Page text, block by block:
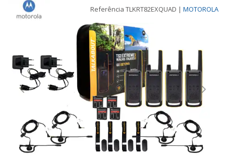
Referência TLKRT82EXQUAD | MOTOROLA
Previous Next